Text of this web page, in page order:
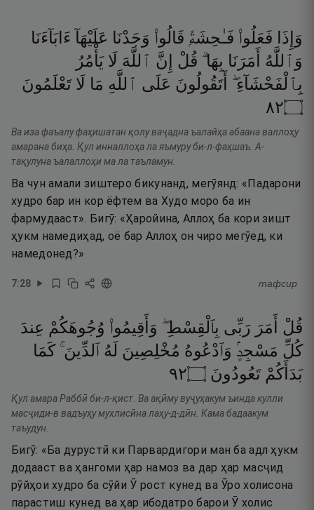
وَإِذَا فَعَلُوا۟ فَـٰحِشَةًۭ قَالُوا۟ وَجَدْنَا عَلَيْهَآ ءَابَآءَنَا
وَٱللَّهُ
أَمَرَنَا بِهَا ۗ قُلْ إِنَّ ٱللَّهَ لَا يَأْمُرُ
بِٱلْفَحْشَآءِ ۖ أَتَقُولُونَ عَلَى ٱللَّهِ مَا لَا تَعْلَمُونَ
۝٢٨
Ва иза фаъалу фаҳишатан қолу ваҷадна ъалайҳа абаана валлоҳу
амарана биҳа. Қул инналлоҳа ла яъмуру би-л-фаҳшаъ. А-
тақулуна ъалаллоҳи ма ла таъламун.
Ва чун амали зиштеро бикунанд, мегӯянд: «Падарони
худро бар ин кор ёфтем ва Худо моро ба ин
фармудааст». Бигӯ: «Ҳаройина, Аллоҳ ба кори зишт
ҳукм намедиҳад, оё бар Аллоҳ он чиро мегӯед, ки
намедонед?»
7:28 тафсир
قُلْ أَمَرَ رَبِّى بِٱلْقِسْطِ ۖ وَأَقِيمُوا۟ وُجُوهَكُمْ عِندَ
كُلِّ مَسْجِدٍۢ وَٱدْعُوهُ مُخْلِصِينَ لَهُ ٱلدِّينَ ۚ كَمَا
بَدَأَكُمْ تَعُودُونَ ۝٢٩
Қул амара Раббӣ би-л-қист. Ва ақӣму вуҷуҳакум ъинда кулли
масҷиди-в вадъуҳу мухлисӣна лаҳу-д-дӣн. Кама бадаакум
таъудун.
Бигӯ: «Ба дурустӣ ки Парвардигори ман ба адл ҳукм
додааст ва ҳангоми ҳар намоз ва дар ҳар масҷид
рӯйҳои худро ба сӯйи Ӯ рост кунед ва Ӯро холисона
парастиш кунед ва ҳар ибодатро барои Ӯ холис